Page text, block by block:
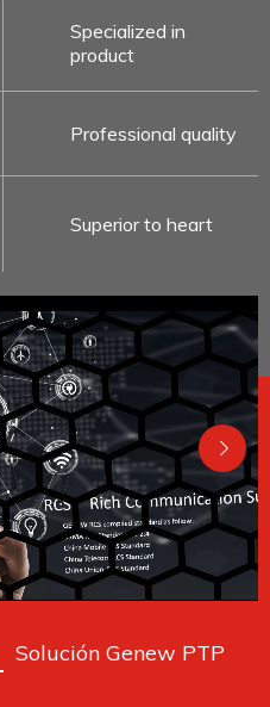
Specialized in
product
Professional quality
Superior to heart
Solución Genew PTP